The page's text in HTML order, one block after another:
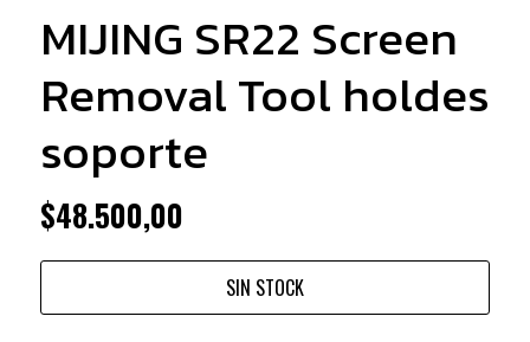
MIJING SR22 Screen
Removal Tool holdes
soporte
$48.500,00
SIN STOCK